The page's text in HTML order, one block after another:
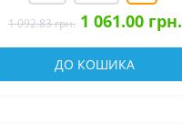
1 092.83 грн. 1 061.00 грн.
ДО КОШИКА